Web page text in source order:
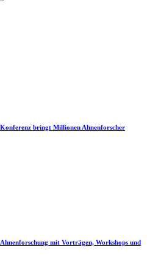
bringt Millionen Ahnenforscher
mit Vorträgen, Workshops und